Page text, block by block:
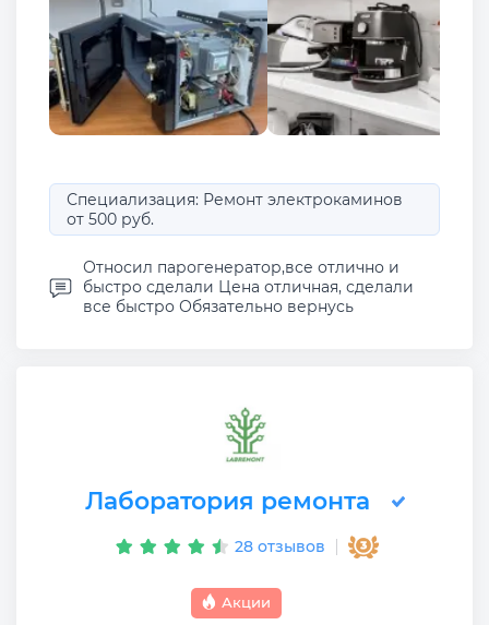
Специализация: Ремонт электрокаминов
от 500 руб.
Относил парогенератор,все отлично и
быстро сделали Цена отличная, сделали
все быстро Обязательно вернусь
Лаборатория ремонта
28 отзывов
Акции